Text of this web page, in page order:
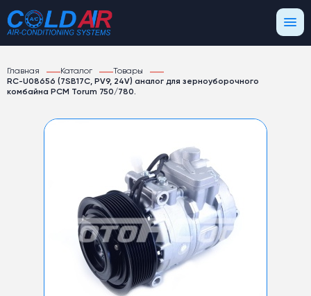
Главная Каталог
Товары
RC-U08656 (7SB17С, PV9, 24V) аналог для зерноуборочного
комбайна РСМ Torum 750/780.